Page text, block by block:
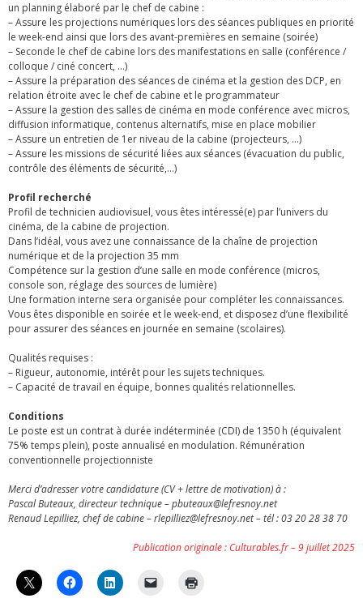
un planning élaboré par le chef de cabine :
– Assure les projections numériques lors des séances publiques en priorité
le week-end ainsi que lors des avant-premières en semaine (soirée)
– Seconde le chef de cabine lors des manifestations en salle (conférence /
colloque / ciné concert, …)
– Assure la préparation des séances de cinéma et la gestion des DCP, en
relation étroite avec le chef de cabine et le programmateur
– Assure la gestion des salles de cinéma en mode conférence avec micros,
diffusion informatique, contenus alternatifs, mise en place mobilier
– Assure un entretien de 1er niveau de la cabine (projecteurs, …)
– Assure les missions de sécurité liées aux séances (évacuation du public,
contrôle des éléments de sécurité,…)
Profil recherché
Profil de technicien audiovisuel, vous êtes intéressé(e) par l’univers du
cinéma, de la cabine de projection.
Dans l’idéal, vous avez une connaissance de la chaîne de projection
numérique et de la projection 35 mm
Compétence sur la gestion d’une salle en mode conférence (micros,
console son, réglage des sources de lumière)
Une formation interne sera organisée pour compléter les connaissances.
Vous êtes disponible en soirée et le week-end, et disposez d’une flexibilité
pour assurer des séances en journée en semaine (scolaires).
Qualités requises :
– Rigueur, autonomie, intérêt pour les sujets techniques.
– Capacité de travail en équipe, bonnes qualités relationnelles.
Conditions
Le poste est un contrat à durée indéterminée (CDI) de 1350 h (équivalent
75% temps plein), poste annualisé en modulation. Rémunération
conventionnelle projectionniste
Merci d’adresser votre candidature (CV + lettre de motivation) à :
Pascal Buteaux, directeur technique – pbuteaux@lefresnoy.net
Renaud Lepilliez, chef de cabine – rlepilliez@lefresnoy.net – tél : 03 20 28 38 70
Publication originale : Culturables.fr – 9 juillet 2025